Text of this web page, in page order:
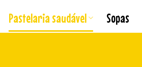
Pastelaria saudável Sopas